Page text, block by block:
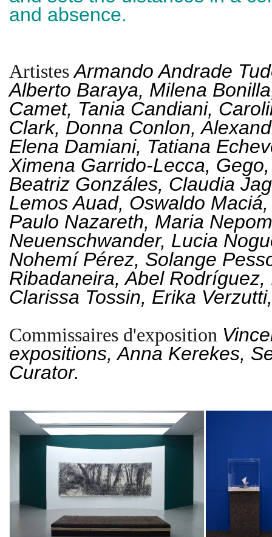
and absence.
ArtistesArmando Andrade
Alberto Baraya, Milena
Camet, Tania Candiani,
Clark, Donna Conlon,
Elena Damiani, Tatiana
Ximena Garrido-Lecca,
Beatriz Gonzáles, Claudia
Lemos Auad, Oswaldo
Paulo Nazareth, Maria
Neuenschwander, Lucia
Nohemí Pérez, Solange
Ribadaneira, Abel
Clarissa Tossin, Erika
Commissaires d'exposition
expositions, Anna Kerekes,
Curator.